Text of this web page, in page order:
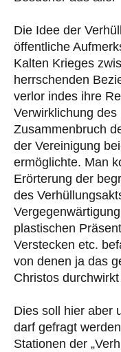
Die Idee der
öffentliche
Kalten Krieges
herrschenden
verlor indes ihre
Verwirklichung
Zusammenbruch
der Vereinigung
ermöglichte. Man
Erörterung der
des
plastischen
Verstecken etc.
von denen ja das
Christos durchwirkt
Dies soll hier aber
darf gefragt
Stationen der